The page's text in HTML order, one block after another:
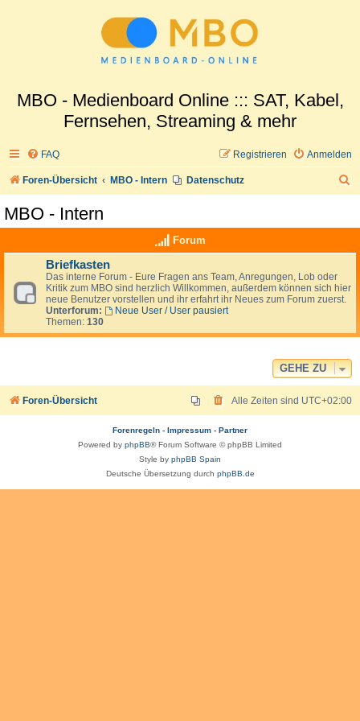
MBO - Medienboard Online ::: SAT, Kabel,
Fernsehen, Streaming & mehr
FAQ Anmelden
Registrieren
Foren-Übersicht MBO - Intern Datenschutz
MBO - Intern
Forum
Briefkasten
Das interne Forum - Eure Fragen ans Team, Anregungen, Lob oder
Kritik zum MBO sind herzlich Willkommen, außerdem können sich hier
neue Benutzer vorstellen und ihr erfahrt ihr Neues zum Forum zuerst.
Unterforum:
Neue User / User pausiert
Themen: 130
GEHE ZU
Foren-Übersicht Alle Zeiten sind UTC+02:00
Forenregeln - Impressum - Partner
Powered by phpBB® Forum Software © phpBB Limited
Style by phpBB Spain
Deutsche Übersetzung durch phpBB.de